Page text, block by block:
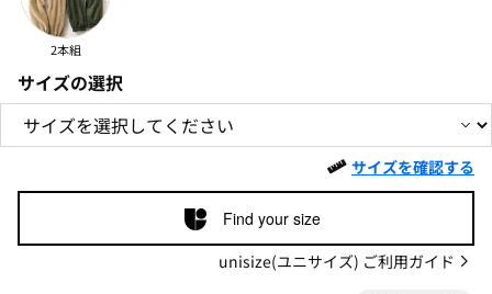
2本組
サイズの選択
サイズを確認する
Find your size
unisize(ユニサイズ) ご利用ガイド